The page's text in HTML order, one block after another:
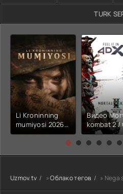
TURK
Li Kroninning
mumiyosi 2026
(uzbek tilida
kino) tarjima HD
Видео
kombat 2 /
jangi 2
Uzbek tilida
Uzmov.tv »Облако тегов » Nega